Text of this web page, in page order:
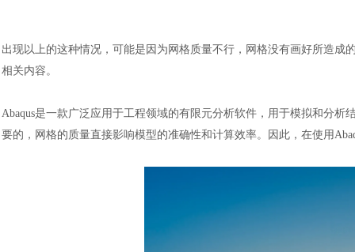
出现以上的这种情况，可能是因为网格质量不行，网格没有画好所造
相关内容。
Abaqus是一款广泛应用于工程领域的有限元分析软件，用于模拟和分
要的，网格的质量直接影响模型的准确性和计算效率。因此，在使用